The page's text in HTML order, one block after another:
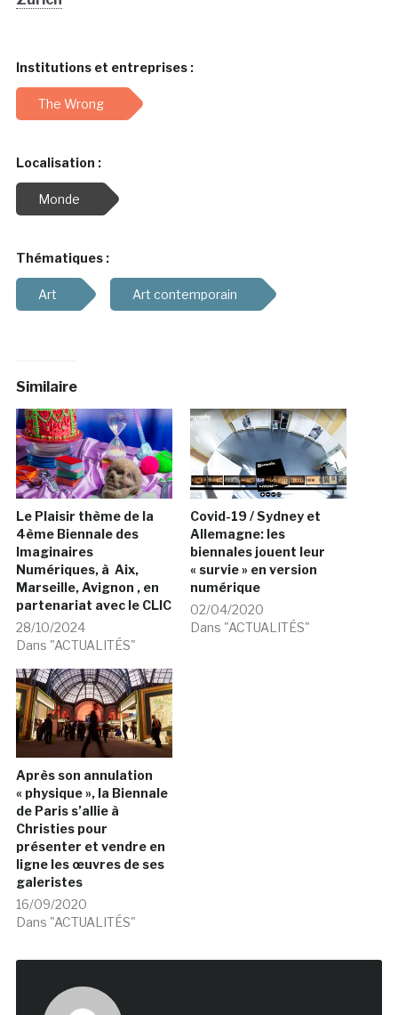
Institutions et entreprises :
The Wrong
Localisation :
Monde
Thématiques :
Art Art contemporain
Similaire
Le Plaisir thème de la
4ème Biennale des
Imaginaires
Numériques, à Aix,
Marseille, Avignon , en
partenariat avec le CLIC
28/10/2024
Dans "ACTUALITÉS"
Covid-19 / Sydney et
Allemagne: les
biennales jouent leur
« survie » en version
numérique
02/04/2020
Dans "ACTUALITÉS"
Après son annulation
« physique », la Biennale
de Paris s’allie à
Christies pour
présenter et vendre en
ligne les œuvres de ses
galeristes
16/09/2020
Dans "ACTUALITÉS"